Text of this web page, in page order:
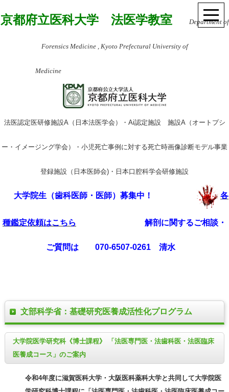
京都府立医科大学 法医学教室 Department of
Forensics Medicine , Kyoto Prefectural University of
Medicine
法医認定医研修施設A（日本法医学会）・Ai認定施設 施設A（オートプシ
ー・イメージング学会）・小児死亡事例に対する死亡時画像診断モデル事業
登録施設（日本医師会)・日本口腔科学会研修施設
大学院生（歯科医師・医師）募集中！ 各
種鑑定依頼はこちら 解剖に関するご相談・
ご質問は 070-6507-0261 清水
文部科学省：基礎研究医養成活性化プログラム
大学院医学研究科《博士課程》 「法医専門医・法歯科医・法医臨床
医養成コース」のご案内
令和4年度に滋賀医科大学・大阪医科薬科大学と共同して大学院医